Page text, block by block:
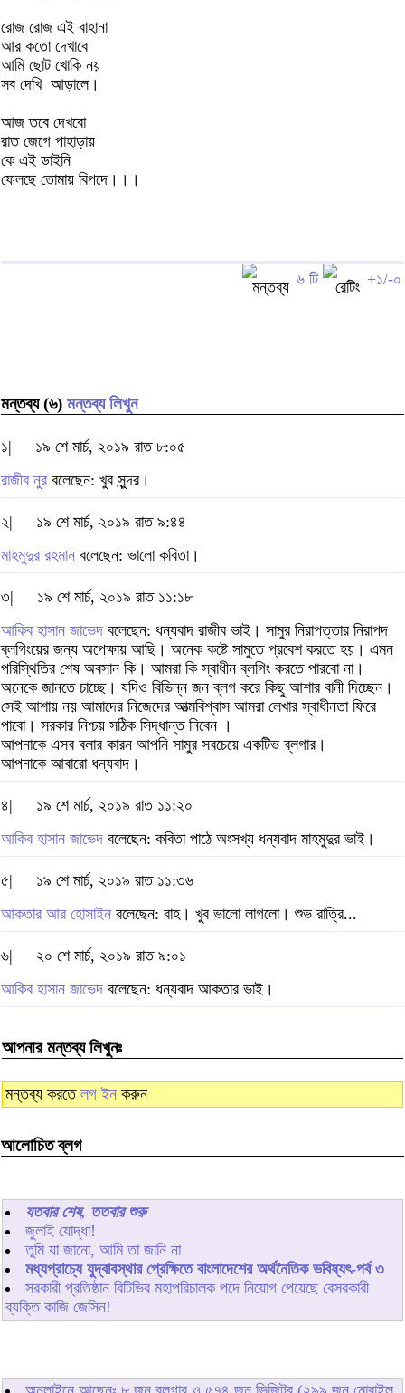
রোজ রোজ এই বাহানা
আর কতো দেখাবে
আমি ছোট খোকি নয়
সব দেখি আড়ালে।
আজ তবে দেখবো
রাত জেগে পাহাড়ায়
কে এই ডাইনি
ফেলছে তোমায় বিপদে।।।
৬ টি +১/-০
মন্তব্য (৬) মন্তব্য লিখুন
১|
১৯ শে মার্চ, ২০১৯ রাত ৮:০৫
রাজীব নুর বলেছেন: খুব সুন্দর।
২|
১৯ শে মার্চ, ২০১৯ রাত ৯:৪৪
মাহমুদুর রহমান বলেছেন: ভালো কবিতা।
৩|
১৯ শে মার্চ, ২০১৯ রাত ১১:১৮
আকিব হাসান জাভেদ বলেছেন: ধন্যবাদ রাজীব ভাই। সামুর নিরাপত্তার নিরাপদ
ব্লগিংয়ের জন্য অপেক্ষায় আছি। অনেক কষ্টে সামুতে প্রবেশ করতে হয়। এমন
পরিস্থিতির শেষ অবসান কি। আমরা কি স্বাধীন ব্লগিং করতে পারবো না।
অনেকে জানতে চাচ্ছে। যদিও বিভিন্ন জন ব্লগ করে কিছু আশার বানী দিচ্ছেন।
সেই আশায় নয় আমাদের নিজেদের আত্মবিশ্বাস আমরা লেখার স্বাধীনতা ফিরে
পাবো। সরকার নিশ্চয় সঠিক সিদ্ধান্ত নিবেন ।
আপনাকে এসব বলার কারন আপনি সামুর সবচেয়ে একটিভ ব্লগার।
আপনাকে আবারো ধন্যবাদ।
৪|
১৯ শে মার্চ, ২০১৯ রাত ১১:২০
আকিব হাসান জাভেদ বলেছেন: কবিতা পাঠে অংসখ্য ধন্যবাদ মাহমুদুর ভাই।
৫|
১৯ শে মার্চ, ২০১৯ রাত ১১:৩৬
আকতার আর হোসাইন বলেছেন: বাহ। খুব ভালো লাগলো। শুভ রাত্রি...
৬|
২০ শে মার্চ, ২০১৯ রাত ৯:০১
আকিব হাসান জাভেদ বলেছেন: ধন্যবাদ আকতার ভাই।
আপনার মন্তব্য লিখুনঃ
মন্তব্য করতে লগ ইন করুন
আলোচিত ব্লগ
যতবার শেষ, ততবার শুরু
জুলাই যোদ্ধা!
তুমি যা জানো, আমি তা জানি না
মধ্যপ্রাচ্যে যুদ্বাবস্থার প্রেক্ষিতে বাংলাদেশের অর্থনৈতিক ভবিষ্যৎ-পর্ব ৩
সরকারী প্রতিষ্ঠান বিটিভির মহাপরিচালক পদে নিয়োগ পেয়েছে বেসরকারী
ব্যক্তি কাজি জেসিন!